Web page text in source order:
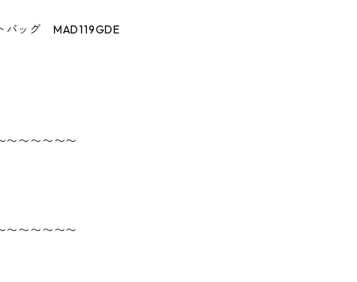
バッグ MAD119GDE
〜〜〜〜〜〜
〜〜〜〜〜〜